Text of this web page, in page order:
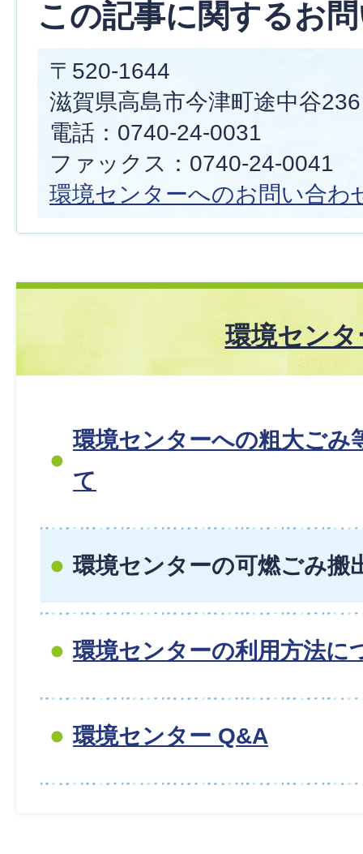
この記事に関するお
〒520-1644
滋賀県高島市今津町途中谷236
電話：0740-24-0031
ファックス：0740-24-0041
環境センターへのお問い合わ
環境センタ
環境センターへの粗大ごみ
て
環境センターの可燃ごみ搬
環境センターの利用方法に
環境センター Q&A